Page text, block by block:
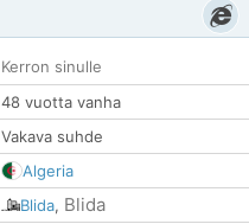
Kerron sinulle
48 vuotta vanha
Vakava suhde
Algeria
Blida, Blida